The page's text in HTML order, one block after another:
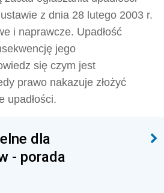
z dnia 28 lutego 2003 r.
i naprawcze. Upadłość
jego
się czym jest
prawo nakazuje złożyć
upadłości.
dla
- porada